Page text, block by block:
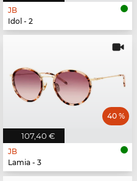
JB
Idol - 2
107,40 €
40 %
JB
Lamia - 3